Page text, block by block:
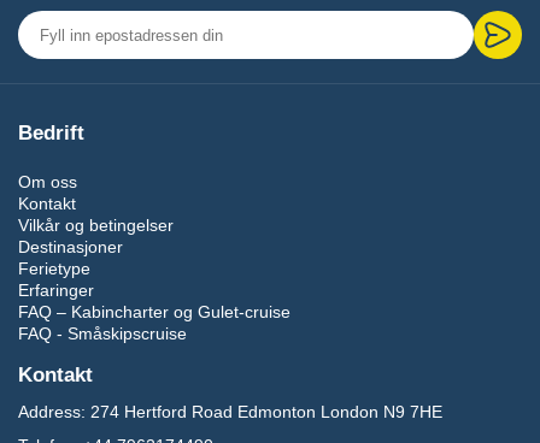
Bedrift
Om oss
Kontakt
Vilkår og betingelser
Destinasjoner
Ferietype
Erfaringer
FAQ – Kabincharter og Gulet-cruise
FAQ - Småskipscruise
Kontakt
Address: 274 Hertford Road Edmonton London N9 7HE